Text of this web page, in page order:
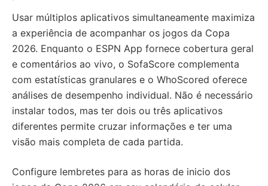
Usar múltiplos aplicativos simultaneamente maximiza
a experiência de acompanhar os jogos da Copa
2026. Enquanto o ESPN App fornece cobertura geral
e comentários ao vivo, o SofaScore complementa
com estatísticas granulares e o WhoScored oferece
análises de desempenho individual. Não é necessário
instalar todos, mas ter dois ou três aplicativos
diferentes permite cruzar informações e ter uma
visão mais completa de cada partida.
Configure lembretes para as horas de inicio dos